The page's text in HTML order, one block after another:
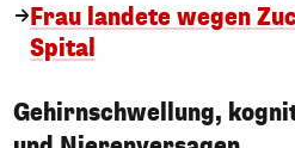
Frau landete wegen
Spital
Gehirnschwellung,